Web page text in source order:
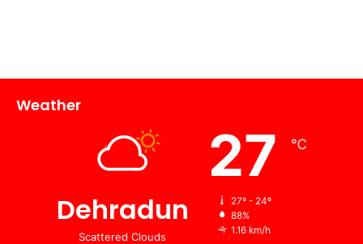
Weather
Dehradun
Scattered Clouds
27 ℃
27º - 24º
88%
1.16 km/h